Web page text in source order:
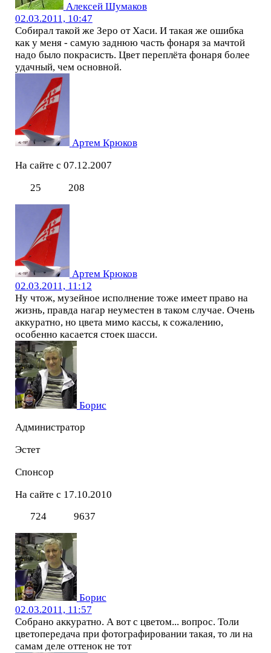
Алексей Шумаков
02.03.2011, 10:47
Собирал такой же Зеро от Хаси. И такая же ошибка
как у меня - самую заднюю часть фонаря за мачтой
надо было покрасисть. Цвет переплёта фонаря более
удачный, чем основной.
Артем Крюков
На сайте с 07.12.2007
25
208
Артем Крюков
02.03.2011, 11:12
Ну чтож, музейное исполнение тоже имеет право на
жизнь, правда нагар неуместен в таком случае. Очень
аккуратно, но цвета мимо кассы, к сожалению,
особенно касается стоек шасси.
Борис
Администратор
Эстет
Спонсор
На сайте с 17.10.2010
724
9637
Борис
02.03.2011, 11:57
Собрано аккуратно. А вот с цветом... вопрос. Толи
цветопередача при фотографировании такая, то ли на
самам деле оттенок не тот